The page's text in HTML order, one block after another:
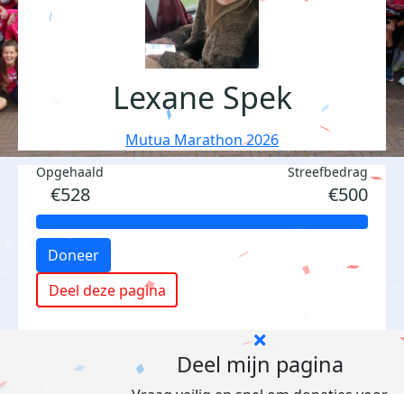
Lexane Spek
Mutua Marathon 2026
Opgehaald
€528
Streefbedrag
€500
Doneer
Deel deze pagina
Deel mijn pagina